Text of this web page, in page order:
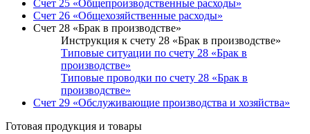
Счет 25 «Общепроизводственные расходы»
Счет 26 «Общехозяйственные расходы»
Счет 28 «Брак в производстве»
Инструкция к счету 28 «Брак в производстве»
Типовые ситуации по счету 28 «Брак в
производстве»
Типовые проводки по счету 28 «Брак в
производстве»
Счет 29 «Обслуживающие производства и хозяйства»
Готовая продукция и товары